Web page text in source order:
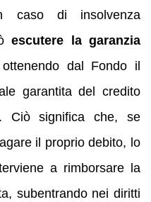
caso di insolvenza
escutere la garanzia
dal Fondo il
garantita del credito
Ciò significa che, se
il proprio debito, lo
a rimborsare la
subentrando nei diritti